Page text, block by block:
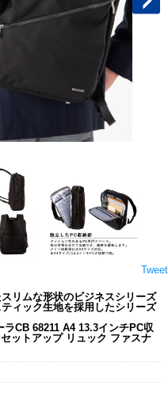
Tweet
リムな形状のビジネスシリーズ
ィック生地を採用したシリーズ
CB 68211 A4 13.3インチPC収
ットアップ リュック ファスナ